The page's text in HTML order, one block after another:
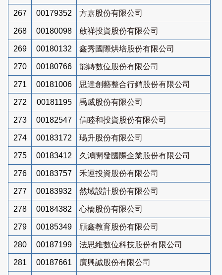
267 00179352 方嘉股份有限公司
268 00180098 啟祥投資股份有限公司
269 00180132 鑫秀國際烘培股份有限公司
270 00180766 能轉數位股份有限公司
271 00181006 思達創藝整合行銷股份有限公司
272 00181195 禹威股份有限公司
273 00182547 信睦和投資股份有限公司
274 00183172 瑒升股份有限公司
275 00183412 久鴻開發國際企業股份有限公司
276 00183757 禾運投資股份有限公司
277 00183932 然域設計股份有限公司
278 00184382 心橋股份有限公司
279 00185349 頎鑫教育股份有限公司
280 00187199 法思維數位科技股份有限公司
281 00187661 廣興誠股份有限公司